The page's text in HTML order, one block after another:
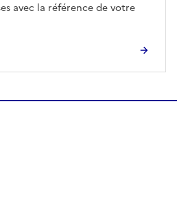
avec la référence de votre